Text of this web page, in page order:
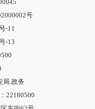
号
-11
-13
局.政务
22180500